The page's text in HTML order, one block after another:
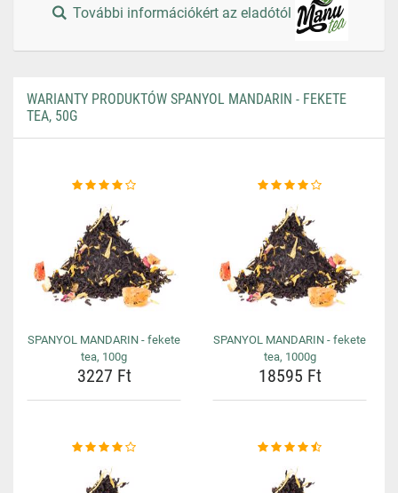
További információkért az eladótól
WARIANTY PRODUKTÓW SPANYOL MANDARIN - FEKETE
TEA, 50G
SPANYOL MANDARIN - fekete
tea, 100g
3227 Ft
SPANYOL MANDARIN - fekete
tea, 1000g
18595 Ft